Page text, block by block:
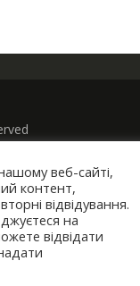
веб-сайті,
контент,
відвідування.
на
відвідати